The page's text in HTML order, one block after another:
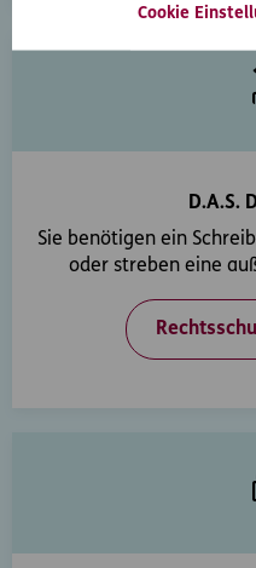
Cookie
D.A.S.
Sie benötigen ein
oder streben eine